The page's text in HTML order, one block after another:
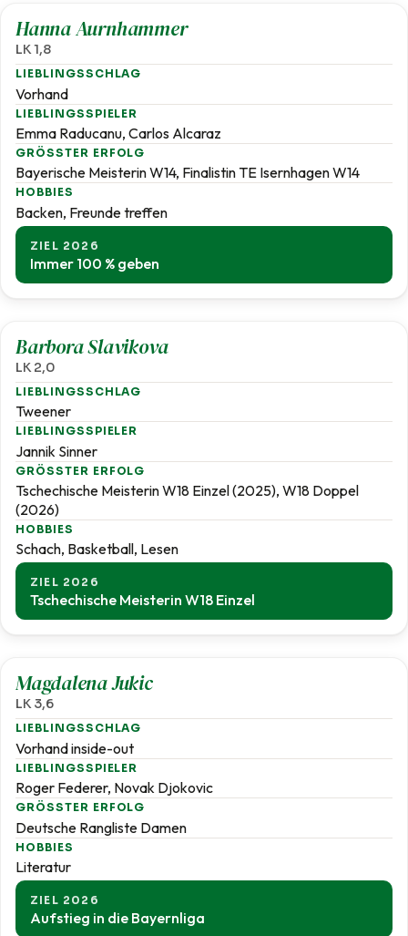
Hanna Aurnhammer
LK 1,8
LIEBLINGSSCHLAG
Vorhand
LIEBLINGSSPIELER
Emma Raducanu, Carlos Alcaraz
GRÖSSTER ERFOLG
Bayerische Meisterin W14, Finalistin TE Isernhagen W14
HOBBIES
Backen, Freunde treffen
ZIEL 2026
Immer 100 % geben
Barbora Slavikova
LK 2,0
LIEBLINGSSCHLAG
Tweener
LIEBLINGSSPIELER
Jannik Sinner
GRÖSSTER ERFOLG
Tschechische Meisterin W18 Einzel (2025), W18 Doppel
(2026)
HOBBIES
Schach, Basketball, Lesen
ZIEL 2026
Tschechische Meisterin W18 Einzel
Magdalena Jukic
LK 3,6
LIEBLINGSSCHLAG
Vorhand inside-out
LIEBLINGSSPIELER
Roger Federer, Novak Djokovic
GRÖSSTER ERFOLG
Deutsche Rangliste Damen
HOBBIES
Literatur
ZIEL 2026
Aufstieg in die Bayernliga